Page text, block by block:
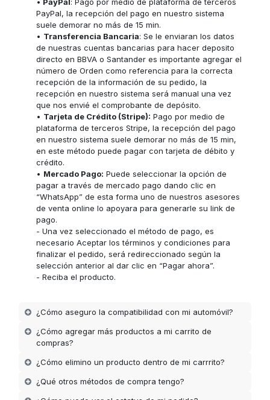
• PayPal: Pago por medio de plataforma de terceros
PayPal, la recepción del pago en nuestro sistema
suele demorar no más de 15 min.
• Transferencia Bancaria: Se le enviaran los datos
de nuestras cuentas bancarias para hacer deposito
directo en BBVA o Santander es importante agregar el
número de Orden como referencia para la correcta
recepción de la información de su pedido, la
recepción en nuestro sistema será manual una vez
que nos envié el comprobante de depósito.
• Tarjeta de Crédito (Stripe): Pago por medio de
plataforma de terceros Stripe, la recepción del pago
en nuestro sistema suele demorar no más de 15 min,
en este método puede pagar con tarjeta de débito y
crédito.
• Mercado Pago: Puede seleccionar la opción de
pagar a través de mercado pago dando clic en
“WhatsApp” de esta forma uno de nuestros asesores
de venta online lo apoyara para generarle su link de
pago.
- Una vez seleccionado el método de pago, es
necesario Aceptar los términos y condiciones para
finalizar el pedido, será redireccionado según la
selección anterior al dar clic en “Pagar ahora”.
- Reciba el producto.
¿Cómo aseguro la compatibilidad con mi automóvil?
¿Cómo agregar más productos a mi carrito de
compras?
¿Cómo elimino un producto dentro de mi carrrito?
¿Qué otros métodos de compra tengo?